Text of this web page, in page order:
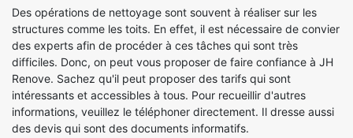
Des opérations de nettoyage sont souvent à réaliser sur les
structures comme les toits. En effet, il est nécessaire de convier
des experts afin de procéder à ces tâches qui sont très
difficiles. Donc, on peut vous proposer de faire confiance à JH
Renove. Sachez qu'il peut proposer des tarifs qui sont
intéressants et accessibles à tous. Pour recueillir d'autres
informations, veuillez le téléphoner directement. Il dresse aussi
des devis qui sont des documents informatifs.